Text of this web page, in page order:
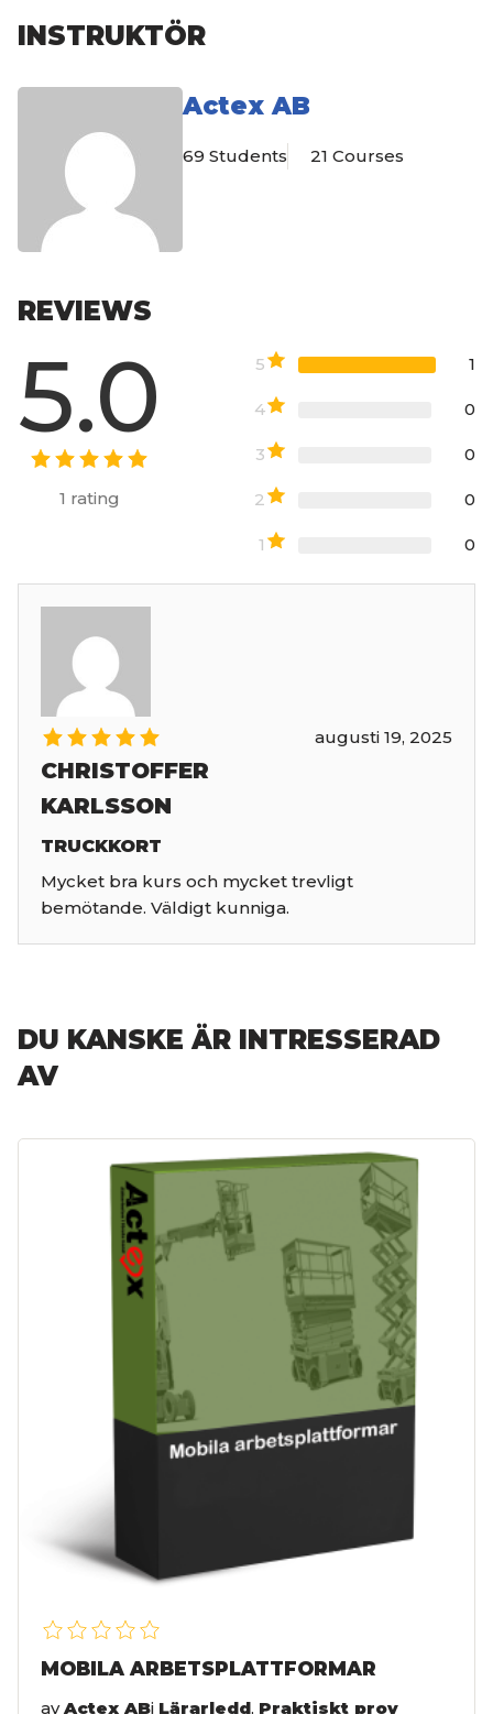
INSTRUKTÖR
Actex AB
69 Students 21 Courses
REVIEWS
5.0
1 rating
5 1
4 0
3 0
2 0
1 0
CHRISTOFFER
KARLSSON
augusti 19, 2025
TRUCKKORT
Mycket bra kurs och mycket trevligt
bemötande. Väldigt kunniga.
DU KANSKE ÄR INTRESSERAD
AV
MOBILA ARBETSPLATTFORMAR
av Actex ABi Lärarledd, Praktiskt prov